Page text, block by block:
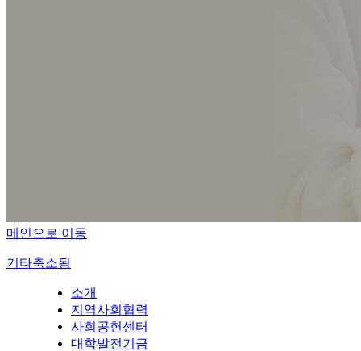
메인으로 이동
기타축소됨
소개
지역사회협력
사회공헌센터
대학발전기금